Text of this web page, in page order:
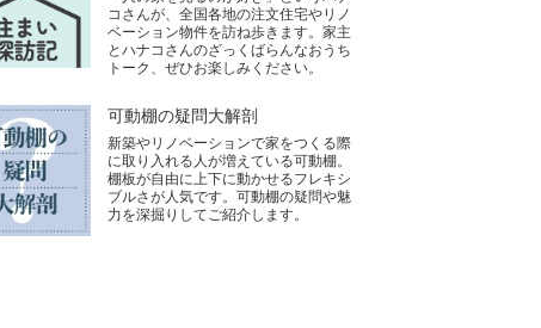
コさんが、全国各地の注文住宅やリノ
ベーション物件を訪ね歩きます。家主
とハナコさんのざっくばらんなおうち
トーク、ぜひお楽しみください。
可動棚の疑問大解剖
新築やリノベーションで家をつくる際
に取り入れる人が増えている可動棚。
棚板が自由に上下に動かせるフレキシ
ブルさが人気です。可動棚の疑問や魅
力を深掘りしてご紹介します。